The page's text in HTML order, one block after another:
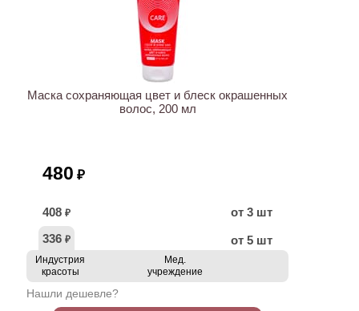
Маска сохраняющая цвет и блеск окрашенных
волос, 200 мл
480 ₽
408 ₽
от 3 шт
336 ₽ от 5 шт
Индустрия
красоты
Мед.
учреждение
Нашли дешевле?